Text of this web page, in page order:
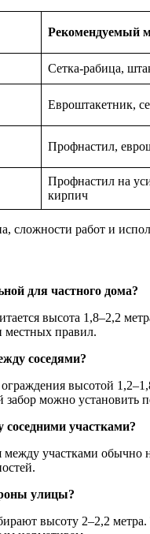
Рекомендуемый
Сетка-рабица,
Евроштакетник,
Профнастил,
Профнастил на
кирпич
сложности работ и
для частного дома?
высота 1,8–2,2
местных правил.
соседями?
высотой
забор можно
участками?
участками обычно
улицы?
высоту 2–2,2